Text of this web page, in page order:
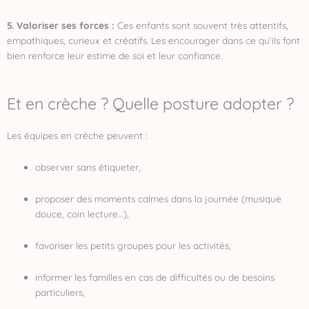
5. Valoriser ses forces : Ces enfants sont souvent très attentifs,
empathiques, curieux et créatifs. Les encourager dans ce qu’ils font
bien renforce leur estime de soi et leur confiance.
Et en crèche ? Quelle posture adopter ?
Les équipes en crèche peuvent :
observer sans étiqueter,
proposer des moments calmes dans la journée (musique
douce, coin lecture…),
favoriser les petits groupes pour les activités,
informer les familles en cas de difficultés ou de besoins
particuliers,